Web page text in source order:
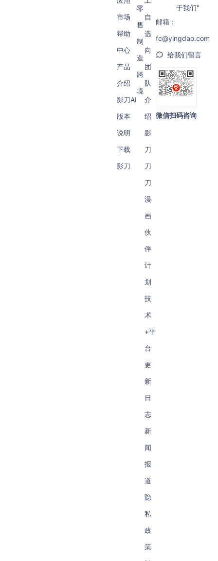
市场
帮助
中心
产品
介绍
影刀AI
版本
说明
下载
影刀
零
售
制
造
跨
境
自
选
向
团
队
介
绍
影
刀
刀
刀
漫
画
伙
伴
计
划
技
术
+平
台
更
新
日
志
新
闻
报
道
隐
私
政
策
于我们"
邮箱：
fc@yingdao.com
给我们留言
微信扫码咨询